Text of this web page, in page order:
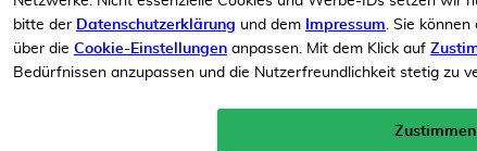
bitte der Datenschutzerklärung und dem Impressum. Sie können
über die Cookie-Einstellungen anpassen. Mit dem Klick auf
Bedürfnissen anzupassen und die Nutzerfreundlichkeit stetig zu
Zustimmen